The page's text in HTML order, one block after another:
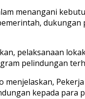
menangani
pelaksanaan
pelindungan
kepada para